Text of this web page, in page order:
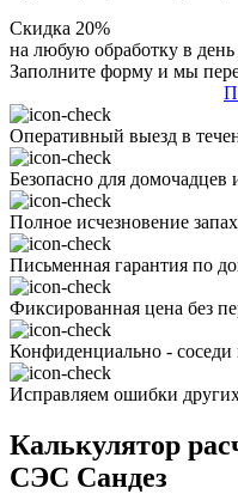
Скидка 20%
на любую обработку в
Заполните форму и мы
Оперативный выезд в
Безопасно для
Полное исчезновение
Письменная гарантия по
Фиксированная цена без
Конфиденциально - соседи
Исправляем ошибки
Калькулятор
СЭС Сандез